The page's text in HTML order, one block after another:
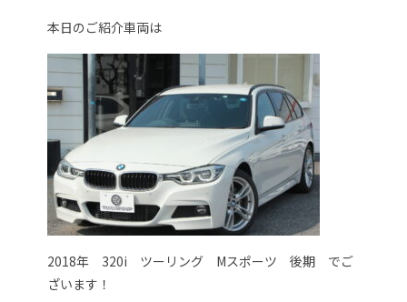
本日のご紹介車両は
2018年 320i ツーリング Mスポーツ 後期 でご
ざいます！